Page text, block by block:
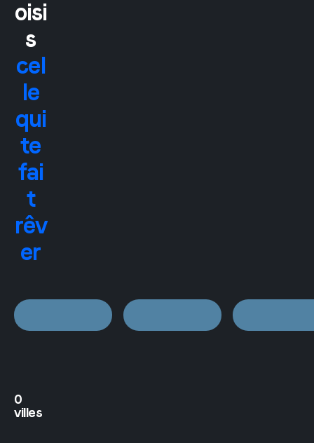
oisi
s
cel
le
qui
te
fai
t
rêv
er
0
villes